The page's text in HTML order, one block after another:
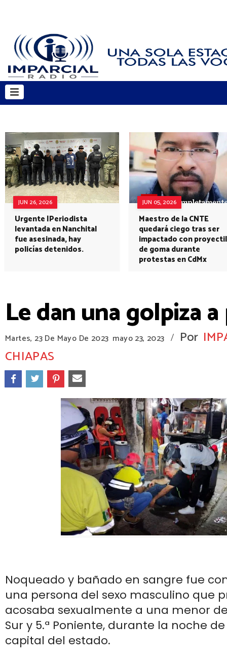
JUN 26, 2026
Urgente |Periodista
levantada en Nanchital
fue asesinada, hay
policías detenidos.
JUN 05, 2026
Maestro de la CNTE
quedará ciego tras ser
impactado con proyectil
de goma durante
protestas en CdMx
Le dan una golpiza
Martes, 23 De Mayo De 2023 mayo 23, 2023 / Por
CHIAPAS
Noqueado y bañado en sangre fue
una persona del sexo masculino que
acosaba sexualmente a una menor
Sur y 5.ª Poniente, durante la noche
capital del estado.